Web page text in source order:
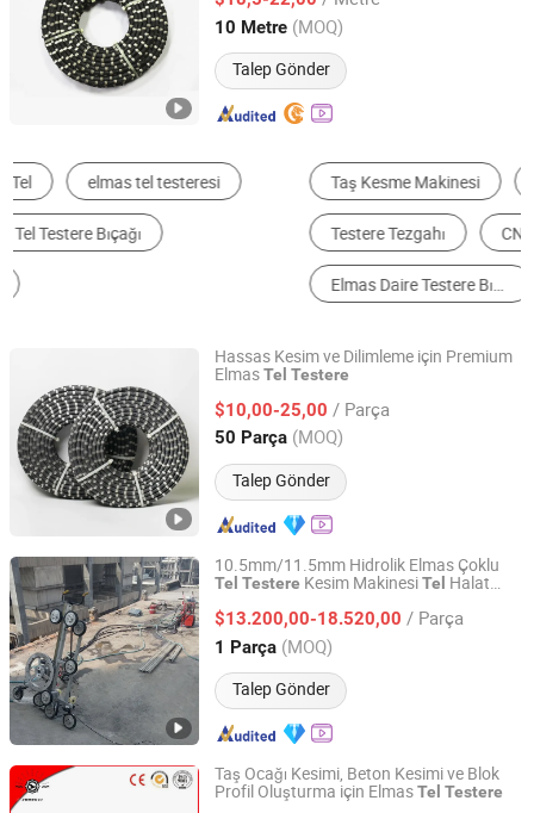
10 Metre (MOQ)
Talep Gönder
Jiangxi, China Fiyat 2014
Taş Kesme Makinesi Elmas Tel Testeresi
Testere Tezgahı CNC Makinesi Tezgahları
Diğer Kesme Makineleri
Hassas Kesim ve Dilimleme için Premium
ElmasTel Testere
$10,00-25,00 / Parça
50 Parça (MOQ)
Talep Gönder
Diaflex (Changxing) Tools Co., Ltd.
Zhejiang, China Fiyat 2024
10.5mm/11.5mm Hidrolik Elmas Çoklu
Tel Testere Kesim MakinesiTel Halat
Kesim
$13.200,00-18.520,00 / Parça
1 Parça (MOQ)
Talep Gönder
Henan Yulu Machinery Co., Ltd.
Henan, China Fiyat 2017
Taş Ocağı Kesimi, Beton Kesimi ve Blok
Profil Oluşturma için ElmasTel Testere
Jiangxi Zhongli Superhard Materials Tools Co., Ltd.